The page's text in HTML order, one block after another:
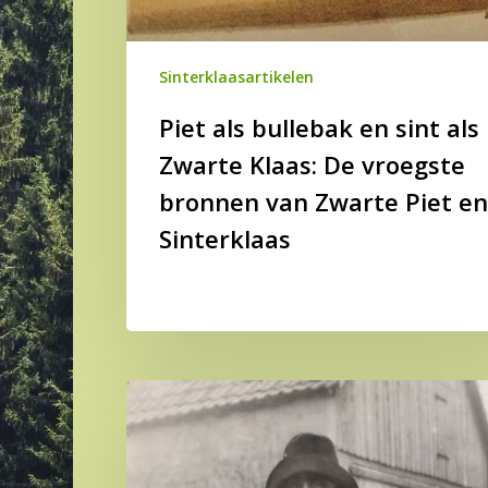
Sinterklaasartikelen
Piet als bullebak en sint als
Zwarte Klaas: De vroegste
bronnen van Zwarte Piet en
Sinterklaas
De
helpers
Sinterklaas